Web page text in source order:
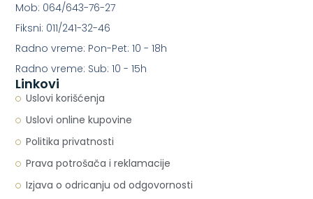
Linkovi
Uslovi korišćenja
Uslovi online kupovine
Politika privatnosti
Prava potrošača i reklamacije
Izjava o odricanju od odgovornosti
Mob: 064/643-76-27
Fiksni: 011/241-32-46
Radno vreme: Pon-Pet: 10 - 18h
Radno vreme: Sub: 10 - 15h